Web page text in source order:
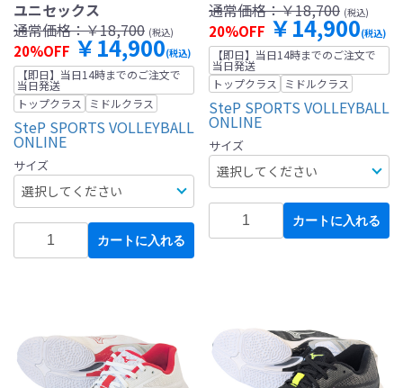
ユニセックス
通常価格：￥18,700 (税込)
20%OFF ￥14,900(税込)
【即日】当日14時までのご注文で
当日発送
トップクラス
ミドルクラス
SteP SPORTS VOLLEYBALL
ONLINE
サイズ
カートに入れる
通常価格：￥18,700 (税込)
20%OFF ￥14,900(税込)
【即日】当日14時までのご注文で
当日発送
トップクラス
ミドルクラス
SteP SPORTS VOLLEYBALL
ONLINE
サイズ
カートに入れる